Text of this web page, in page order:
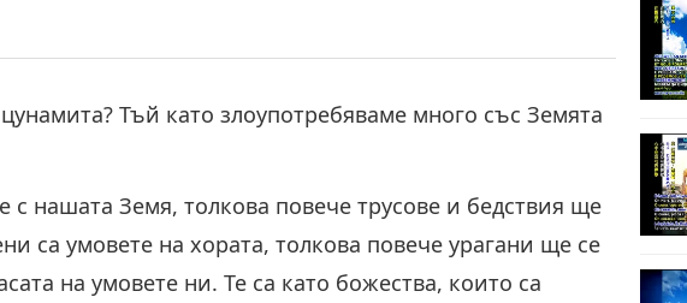
Тъй като злоупотребяваме много със Земята
с нашата Земя, толкова повече трусове и бедствия ще
са умовете на хората, толкова повече урагани ще се
на умовете ни. Те са като божества, които са
9
10